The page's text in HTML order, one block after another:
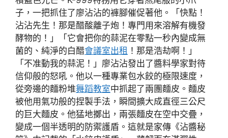
子，一把抓住了廖沾沾的褲腳催促著他。「快點！
沾沾先生！那是醋酸離子炮！專門用來溶解有機發
酵物的！」「它會把你的蒜泥在零點一秒內變成無
菌的、純淨的白醋會議室出租 ！那是浩劫啊！」
「不准動我的蒜泥！」廖沾沾發出了醬料學家對待
信仰般的怒吼。他以一種專業包水餃的極限速度，
從旁邊的麵粉堆舞蹈教室中抓起了兩團麵皮。麵皮
被他用氣功般的捏製手法，瞬間擴大成直徑三公尺
的巨大麵皮。他猛地擲出，兩張麵皮在空中交疊，
變成一個半透明的防禦護盾。這就是家傳《沾醬秘